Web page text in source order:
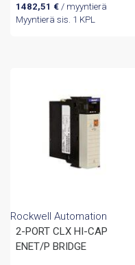
1482,51 €/ myyntierä
Myyntierä sis. 1 KPL
Rockwell Automation
2-PORT CLX HI-CAP
ENET/P BRIDGE